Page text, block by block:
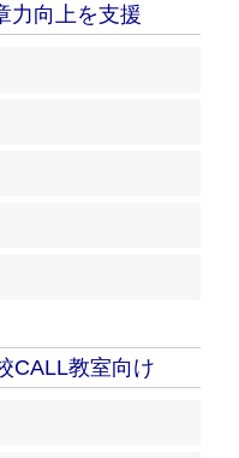
力向上を支援
CALL教室向け